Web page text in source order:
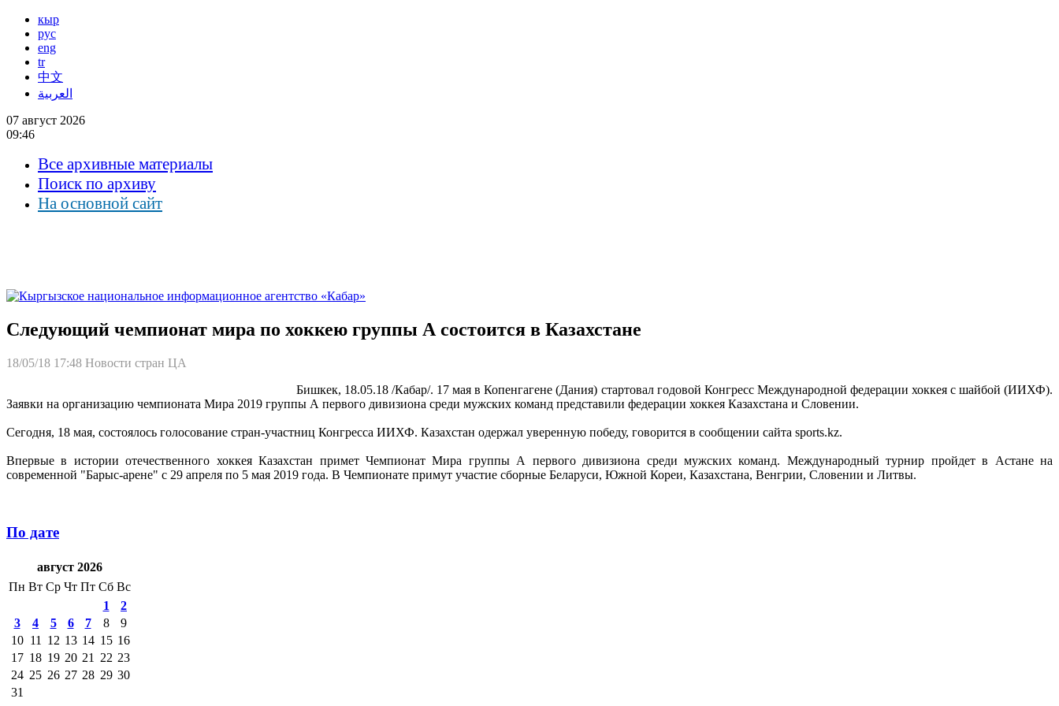
кыр
рус
eng
tr
中文
العربية
07 август 2026
09:46
Все архивные материалы
Поиск по архиву
На основной сайт
Следующий чемпионат мира по хоккею группы А состоится в Казахстане
18/05/18 17:48 Новости стран ЦА
Бишкек, 18.05.18 /Кабар/. 17 мая в Копенгагене (Дания) стартовал годовой Конгресс Международной федерации хоккея с шайбой (ИИХФ).
Заявки на организацию чемпионата Мира 2019 группы А первого дивизиона среди мужских команд представили федерации хоккея Казахстана и Словении.
Сегодня, 18 мая, состоялось голосование стран-участниц Конгресса ИИХФ. Казахстан одержал уверенную победу, говорится в сообщении сайта sports.kz.
Впервые в истории отечественного хоккея Казахстан примет Чемпионат Мира группы А первого дивизиона среди мужских команд. Международный турнир пройдет в Астане на
современной "Барыс-арене" с 29 апреля по 5 мая 2019 года. В Чемпионате примут участие сборные Беларуси, Южной Кореи, Казахстана, Венгрии, Словении и Литвы.
По дате
август 2026
Пн Вт Ср Чт Пт Сб Вс
1
2
3
4 5 6 7 8
9
10 11 12 13 14 15 16
17 18 19 20 21 22 23
24 25 26 27 28 29 30
31